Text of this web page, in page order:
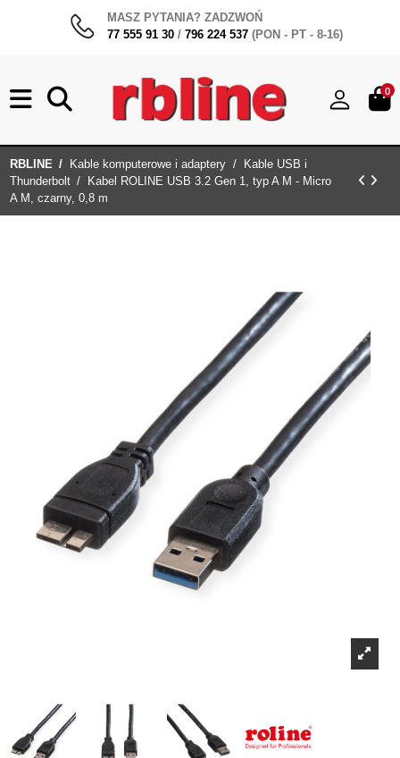
MASZ PYTANIA? ZADZWOŃ
77 555 91 30 / 796 224 537 (PON - PT - 8-16)
0
RBLINE Kable komputerowe i adaptery
Kable USB i
Thunderbolt
Kabel ROLINE USB 3.2 Gen 1, typ A M - Micro
A M, czarny, 0,8 m